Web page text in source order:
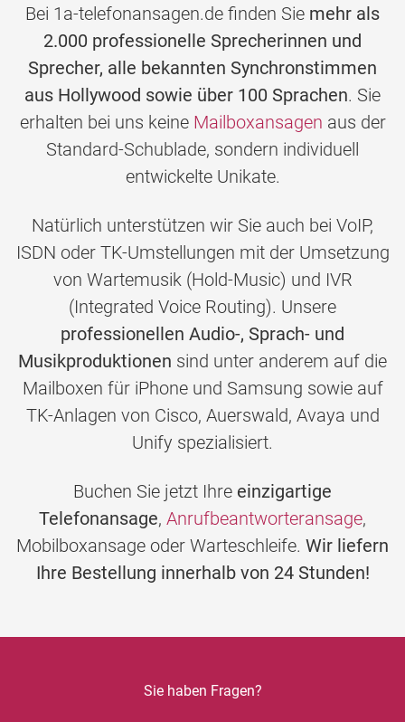
Bei 1a-telefonansagen.de finden Sie mehr als
2.000 professionelle Sprecherinnen und
Sprecher, alle bekannten Synchronstimmen
aus Hollywood sowie über 100 Sprachen. Sie
erhalten bei uns keine Mailboxansagen aus der
Standard-Schublade, sondern individuell
entwickelte Unikate.
Natürlich unterstützen wir Sie auch bei VoIP,
ISDN oder TK-Umstellungen mit der Umsetzung
von Wartemusik (Hold-Music) und IVR
(Integrated Voice Routing). Unsere
professionellen Audio-, Sprach- und
Musikproduktionen sind unter anderem auf die
Mailboxen für iPhone und Samsung sowie auf
TK-Anlagen von Cisco, Auerswald, Avaya und
Unify spezialisiert.
Buchen Sie jetzt Ihre einzigartige
Telefonansage, Anrufbeantworteransage,
Mobilboxansage oder Warteschleife. Wir liefern
Ihre Bestellung innerhalb von 24 Stunden!
Sie haben Fragen?